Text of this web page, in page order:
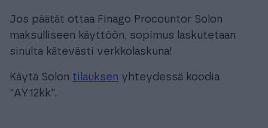
Jos päätät ottaa Finago Procountor Solon
maksulliseen käyttöön, sopimus laskutetaan
sinulta kätevästi verkkolaskuna!
Käytä Solon tilauksen yhteydessä koodia
”AY12kk”.